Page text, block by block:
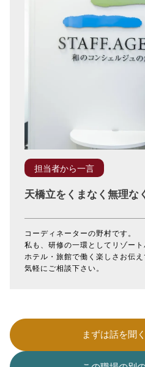
担当者から一言
天橋立をくまなく無理な
コーディネーターの野村です。
私も、研修の一環としてリゾート
ホテル・旅館で働く楽しさお伝え
気軽にご相談下さい。
まずは話を聞